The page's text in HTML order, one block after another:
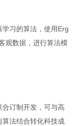
习的算法，使用Erg
观数据，进行算法模
订制开发，可与高
法结合转化科技成